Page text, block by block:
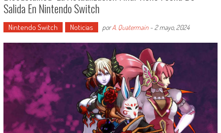
Salida En Nintendo Switch
Nintendo Switch Noticias porA. Quatermain- 2 mayo, 2024